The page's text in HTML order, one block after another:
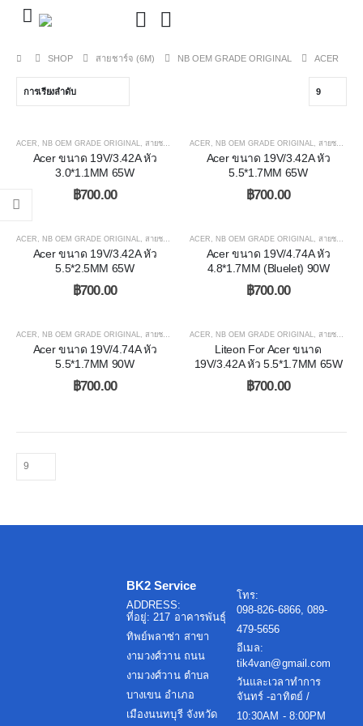
SHOP สายชาร์จ (6M) NB OEM GRADE ORIGINAL ACER
ACER , NB OEM GRADE ORIGINAL, สายชาร์จ (6M)
Acer ขนาด 19V/3.42A หัว
3.0*1.1MM 65W
฿700.00
ACER , NB OEM GRADE ORIGINAL, สายชาร์จ (6M)
Acer ขนาด 19V/3.42A หัว
5.5*1.7MM 65W
฿700.00
ACER , NB OEM GRADE ORIGINAL, สายชาร์จ (6M)
Acer ขนาด 19V/3.42A หัว
5.5*2.5MM 65W
฿700.00
ACER , NB OEM GRADE ORIGINAL, สายชาร์จ (6M)
Acer ขนาด 19V/4.74A หัว
4.8*1.7MM (Bluelet) 90W
฿700.00
ACER , NB OEM GRADE ORIGINAL, สายชาร์จ (6M)
Acer ขนาด 19V/4.74A หัว
5.5*1.7MM 90W
฿700.00
ACER , NB OEM GRADE ORIGINAL, สายชาร์จ (6M)
Liteon For Acer ขนาด
19V/3.42A หัว 5.5*1.7MM 65W
฿700.00
BK2 Service
ADDRESS:
ที่อยู่: 217 อาคารพันธุ์
ทิพย์พลาซ่า สาขา
งามวงศ์วาน ถนน
งามวงศ์วาน ตำบล
บางเขน อำเภอ
เมืองนนทบุรี จังหวัด
โทร:
098-826-6866, 089-
479-5656
อีเมล:
tik4van@gmail.com
วันและเวลาทำการ
จันทร์ -อาทิตย์ /
10:30AM - 8:00PM